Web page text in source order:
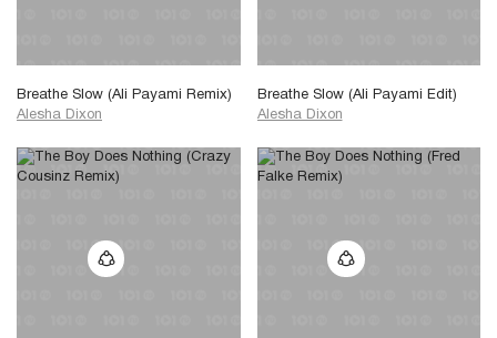
Breathe Slow (Ali Payami Remix)
Alesha Dixon
Breathe Slow (Ali Payami Edit)
Alesha Dixon